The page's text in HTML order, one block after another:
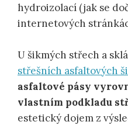
hydroizolací (jak se
internetových
U šikmých střech a
střešních asfaltových
asfaltové pásy
vlastním podkladu
estetický dojem z